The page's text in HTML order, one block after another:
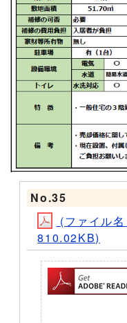
No.35
(ファイル
810.02KB)